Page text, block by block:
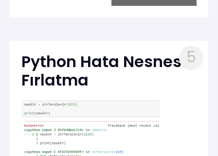
program olacaktır. Bu sayede Python’daki
Python Hata Nesnesi
Fırlatma
5